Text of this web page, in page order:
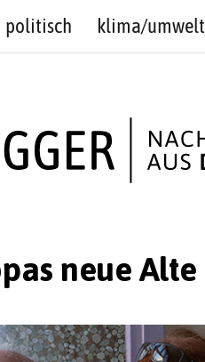
politisch klima/umwelt
neue Alte